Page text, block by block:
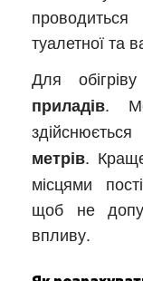
туалетної та
Для
приладів.
здійснюється
метрів.
місцями
щоб не
впливу.